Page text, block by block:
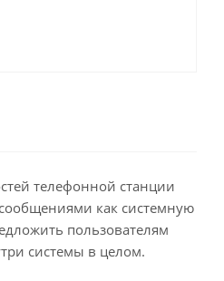
телефонной станции
сообщениями как системную
пользователям
системы в целом.